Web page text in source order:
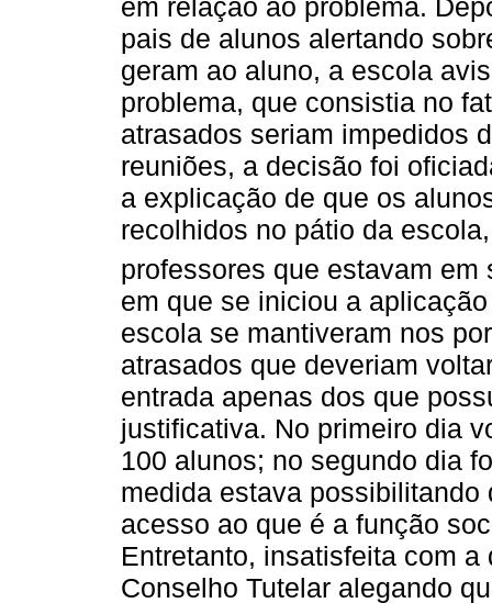
em relação ao problema.
pais de alunos alertando
geram ao aluno, a escola
problema, que consistia no
atrasados seriam impedidos
reuniões, a decisão foi
a explicação de que os
recolhidos no pátio da
professores que estavam em
em que se iniciou a
escola se mantiveram nos
atrasados que deveriam
entrada apenas dos que
justificativa. No primeiro dia
100 alunos; no segundo dia
medida estava
acesso ao que é a função
Entretanto, insatisfeita com
Conselho Tutelar alegando